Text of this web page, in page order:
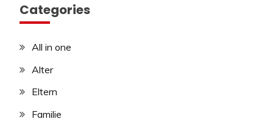
Categories
All in one
Alter
Eltern
Familie